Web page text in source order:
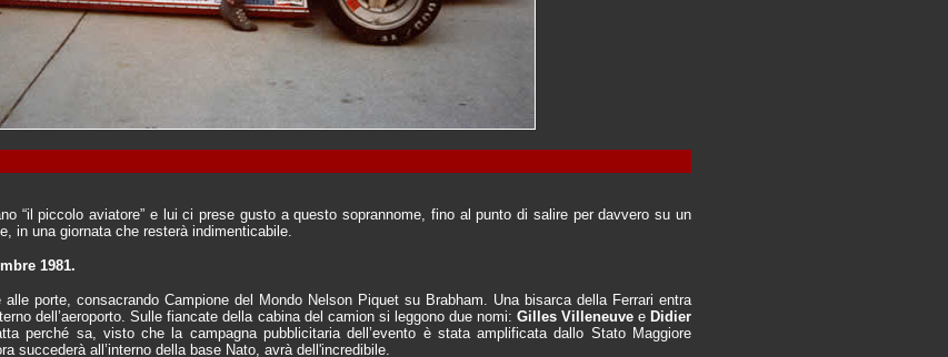
“il piccolo aviatore” e lui ci prese gusto a questo soprannome, fino al punto di salire per davvero su un
in una giornata che resterà indimenticabile.
1981.
porte, consacrando Campione del Mondo Nelson Piquet su Brabham. Una bisarca della Ferrari entra
dell’aeroporto. Sulle fiancate della cabina del camion si leggono due nomi: Gilles Villeneuvee Didier
perché sa, visto che la campagna pubblicitaria dell’evento è stata amplificata dallo Stato Maggiore
succederà all’interno della base Nato, avrà dell'incredibile.